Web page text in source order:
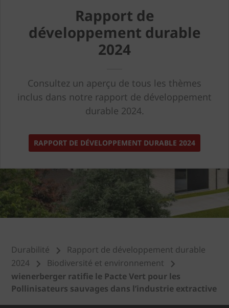
Rapport de
développement durable
2024
Consultez un aperçu de tous les thèmes
inclus dans notre rapport de développement
durable 2024.
RAPPORT DE DÉVELOPPEMENT DURABLE 2024
Durabilité
Rapport de développement durable
2024
Biodiversité et environnement
wienerberger ratifie le Pacte Vert pour les
Pollinisateurs sauvages dans l’industrie extractive